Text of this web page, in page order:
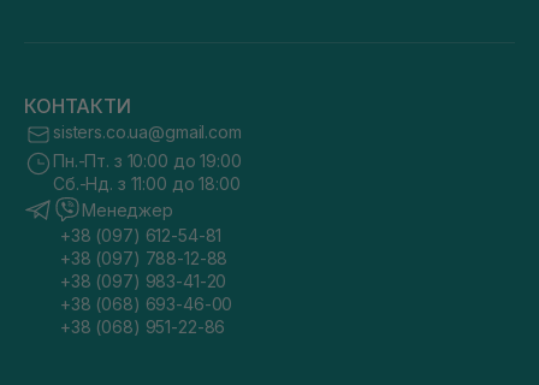
КОНТАКТИ
sisters.co.ua@gmail.com
Пн.-Пт. з 10:00 до 19:00
Сб.-Нд. з 11:00 до 18:00
Менеджер
+38 (097) 612-54-81
+38 (097) 788-12-88
+38 (097) 983-41-20
+38 (068) 693-46-00
+38 (068) 951-22-86